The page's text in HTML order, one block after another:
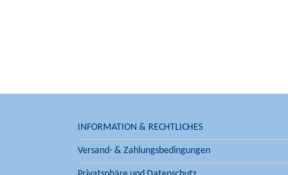
INFORMATION & RECHTLICHES
Versand- & Zahlungsbedingungen